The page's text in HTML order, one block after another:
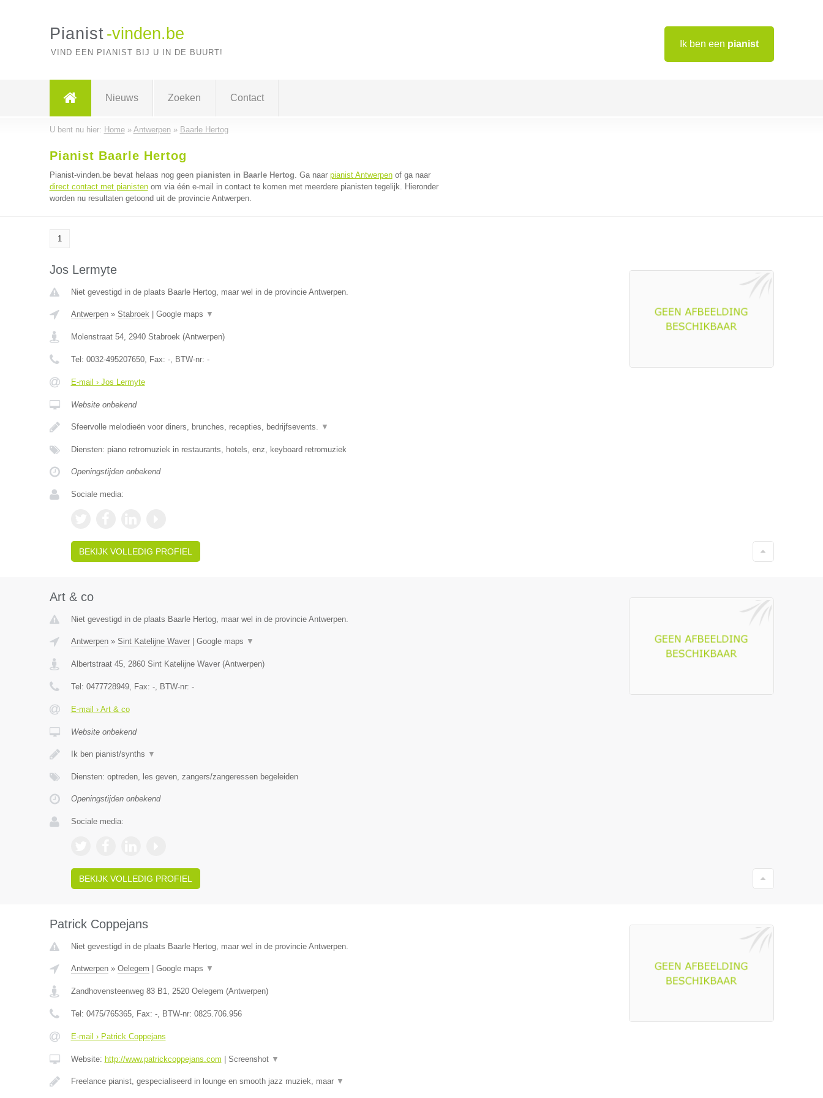
Ik ben een pianist
Pianist -vinden.be
VIND EEN PIANIST BIJ U IN DE BUURT!
Nieuws Zoeken Contact
U bent nu hier: Home» Antwerpen» Baarle Hertog
Pianist Baarle Hertog
Pianist-vinden.be bevat helaas nog geen pianisten in Baarle Hertog. Ga naar pianist Antwerpenof ga naar
direct contact met pianistenom via één e-mail in contact te komen met meerdere pianisten tegelijk. Hieronder
worden nu resultaten getoond uit de provincie Antwerpen.
1
Jos Lermyte
Niet gevestigd in de plaats Baarle Hertog, maar wel in de provincie Antwerpen.
Antwerpen» Stabroek| Google maps ▼
Molenstraat 54, 2940 Stabroek(Antwerpen)
Tel: 0032-495207650, Fax: -, BTW-nr: -
E-mail › Jos Lermyte
Website onbekend
Sfeervolle melodieën voor diners, brunches, recepties, bedrijfsevents. ▼
Diensten: piano retromuziek in restaurants, hotels, enz, keyboard retromuziek
Openingstijden onbekend
Sociale media:
BEKIJK VOLLEDIG PROFIEL
Art & co
Niet gevestigd in de plaats Baarle Hertog, maar wel in de provincie Antwerpen.
Antwerpen» Sint Katelijne Waver| Google maps ▼
Albertstraat 45, 2860 Sint Katelijne Waver(Antwerpen)
Tel: 0477728949, Fax: -, BTW-nr: -
E-mail › Art & co
Website onbekend
Ik ben pianist/synths ▼
Diensten: optreden, les geven, zangers/zangeressen begeleiden
Openingstijden onbekend
Sociale media:
BEKIJK VOLLEDIG PROFIEL
Patrick Coppejans
Niet gevestigd in de plaats Baarle Hertog, maar wel in de provincie Antwerpen.
Antwerpen» Oelegem Google maps ▼
Zandhovensteenweg 83 B1, 2520 Oelegem (Antwerpen)
Tel: 0475/765365, Fax: -, BTW-nr: 0825.706.956
E-mail › Patrick Coppejans
Website: http://www.patrickcoppejans.com Screenshot ▼
Freelance pianist, gespecialiseerd in lounge en smooth jazz muziek, maar ▼